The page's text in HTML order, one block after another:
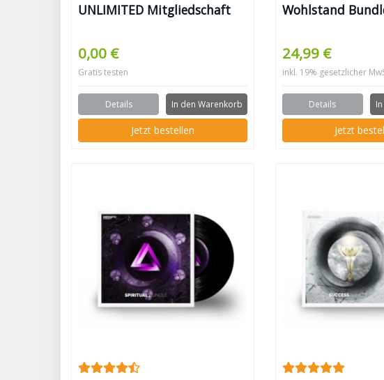
UNLIMITED Mitgliedschaft
0,00 €
Gratis testen
Details In den Warenkorb
Jetzt bestellen
Wohlstand
24,99 €
inkl. 19% gesetzlicher
Details
Jetzt